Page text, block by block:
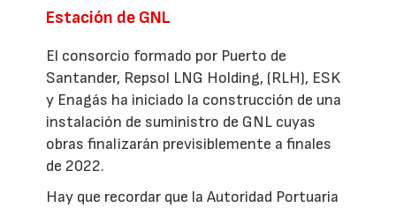
Estación de GNL
El consorcio formado por Puerto de
Santander, Repsol LNG Holding, (RLH), ESK
y Enagás ha iniciado la construcción de una
instalación de suministro de GNL cuyas
obras finalizarán previsiblemente a finales
de 2022.
Hay que recordar que la Autoridad Portuaria